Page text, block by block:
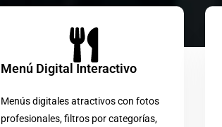
Menú Digital Interactivo
Menús digitales atractivos con fotos
profesionales, filtros por categorías,